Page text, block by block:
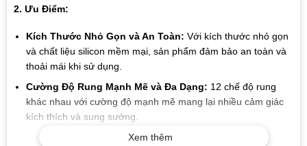
2. Ưu Điểm:
Kích Thước Nhỏ Gọn và An Toàn: Với kích thước nhỏ gọn
và chất liệu silicon mềm mại, sản phẩm đảm bảo an toàn và
thoải mái khi sử dụng.
Cường Độ Rung Mạnh Mẽ và Đa Dạng: 12 chế độ rung
khác nhau với cường độ mạnh mẽ mang lại nhiều cảm giác
kích thích và sung sướng.
Đầu Rung Nhỏ Dễ Dàng Kích Thích Điểm G:
Xem thêm